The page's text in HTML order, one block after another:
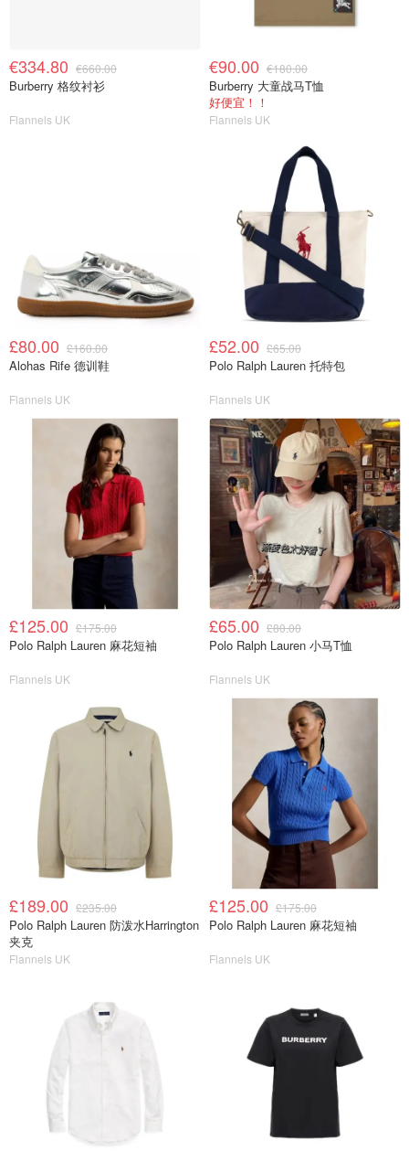
€334.80 €660.00
Burberry 格纹衬衫
Flannels UK
€90.00 €180.00
Burberry 大童战马T恤
好便宜！！
Flannels UK
£80.00 £160.00
Alohas Rife 德训鞋
Flannels UK
£52.00 £65.00
Polo Ralph Lauren 托特包
Flannels UK
£125.00 £175.00
Polo Ralph Lauren 麻花短袖
Flannels UK
£65.00 £80.00
Polo Ralph Lauren 小马T恤
Flannels UK
£189.00 £235.00
Polo Ralph Lauren 防泼水Harrington
夹克
Flannels UK
£125.00 £175.00
Polo Ralph Lauren 麻花短袖
Flannels UK